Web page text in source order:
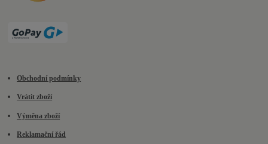
Obchodní podmínky
Vrátit zboží
Výměna zboží
Reklamační řád